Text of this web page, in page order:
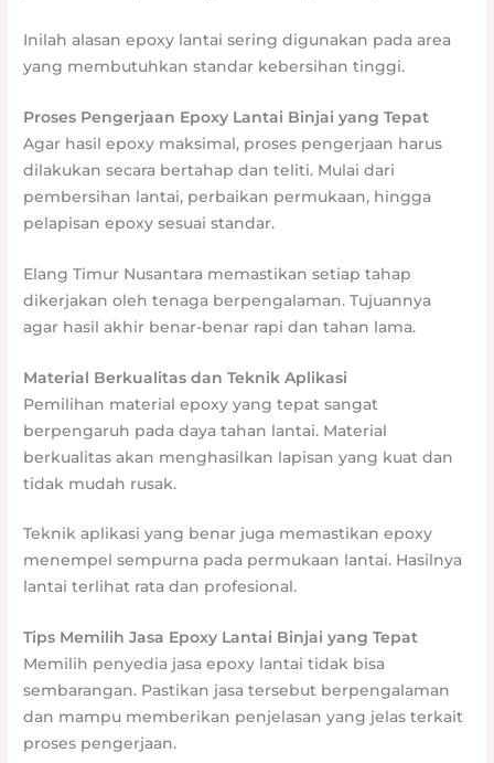
Inilah alasan epoxy lantai sering digunakan pada area
yang membutuhkan standar kebersihan tinggi.
Proses Pengerjaan Epoxy Lantai Binjai yang Tepat
Agar hasil epoxy maksimal, proses pengerjaan harus
dilakukan secara bertahap dan teliti. Mulai dari
pembersihan lantai, perbaikan permukaan, hingga
pelapisan epoxy sesuai standar.
Elang Timur Nusantara memastikan setiap tahap
dikerjakan oleh tenaga berpengalaman. Tujuannya
agar hasil akhir benar-benar rapi dan tahan lama.
Material Berkualitas dan Teknik Aplikasi
Pemilihan material epoxy yang tepat sangat
berpengaruh pada daya tahan lantai. Material
berkualitas akan menghasilkan lapisan yang kuat dan
tidak mudah rusak.
Teknik aplikasi yang benar juga memastikan epoxy
menempel sempurna pada permukaan lantai. Hasilnya
lantai terlihat rata dan profesional.
Tips Memilih Jasa Epoxy Lantai Binjai yang Tepat
Memilih penyedia jasa epoxy lantai tidak bisa
sembarangan. Pastikan jasa tersebut berpengalaman
dan mampu memberikan penjelasan yang jelas terkait
proses pengerjaan.